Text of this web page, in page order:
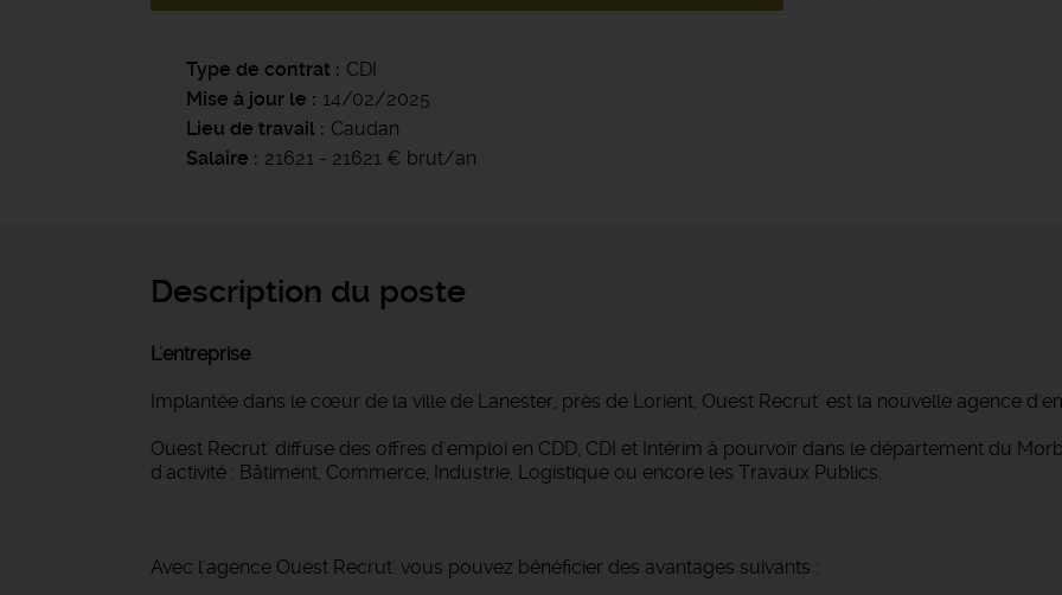
Type de contrat
CDI
Mise à jour le
14/02/2025
Lieu de travail
Caudan
Salaire
21621 - 21621 € brut/an
Description du poste
L'entreprise
Implantée dans le cœur de la ville de Lanester, près de Lorient, Ouest Recrut' est la nouvelle agence
Ouest Recrut' diffuse des offres d'emploi en CDD, CDI et Intérim à pourvoir dans le département du
d'activité : Bâtiment, Commerce, Industrie, Logistique ou encore les Travaux Publics.
Avec l'agence Ouest Recrut' vous pouvez bénéficier des avantages suivants :